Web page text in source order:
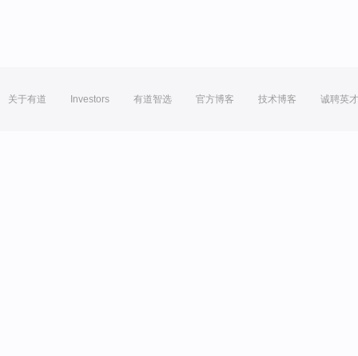
关于有道 Investors 有道智选 官方博客 技术博客 诚聘英才